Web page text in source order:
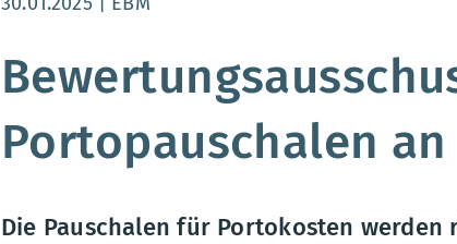
Portopauschalen an
Die Pauschalen für Portokosten